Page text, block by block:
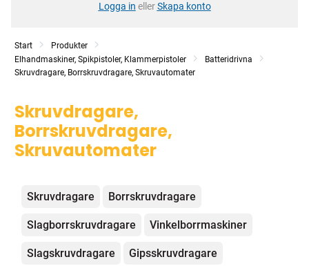
Logga in ellerSkapa konto
Start
Produkter
Elhandmaskiner, Spikpistoler, Klammerpistoler
Batteridrivna
Skruvdragare, Borrskruvdragare, Skruvautomater
Skruvdragare,
Borrskruvdragare,
Skruvautomater
Kategorier
Skruvdragare Borrskruvdragare
Slagborrskruvdragare Vinkelborrmaskiner
Slagskruvdragare Gipsskruvdragare